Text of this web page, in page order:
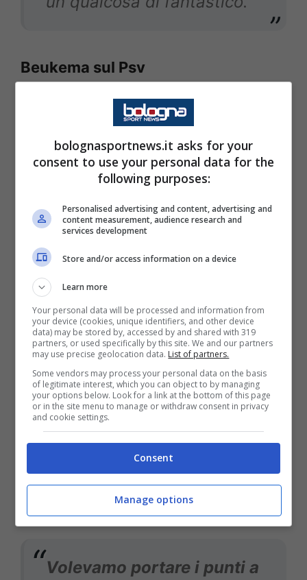
Beukema sul Psv
Ho giocato in questo stadio
due volte e ci sono state
due belle vittorie, speriamo
che possa aggiungerne
un’altra.Sappiamo che il
PSV ha grande qualità
la palla. Fanno il tipico
calcio olandese offensivo.
Noi dobbiamo stare attenti
e se riusciamo a farlo
possiamo fare una grande
prestazione.
suoi compagni dopo la sconfitta di Torino:
Volevamo portare i punti a
bolognasportnews.it asks for your
consent to use your personal data for the
following purposes:
Personalised advertising and content, advertising and
content measurement, audience research and
services development
Store and/or access information on a device
Learn more
Your personal data will be processed and information from
your device (cookies, unique identifiers, and other device
data) may be stored by, accessed by and shared with 319
partners, or used specifically by this site. We and our partners
may use precise geolocation data. List of partners.
Some vendors may process your personal data on the basis
of legitimate interest, which you can object to by managing
your options below. Look for a link at the bottom of this page
or in the site menu to manage or withdraw consent in privacy
and cookie settings.
Consent
Manage options